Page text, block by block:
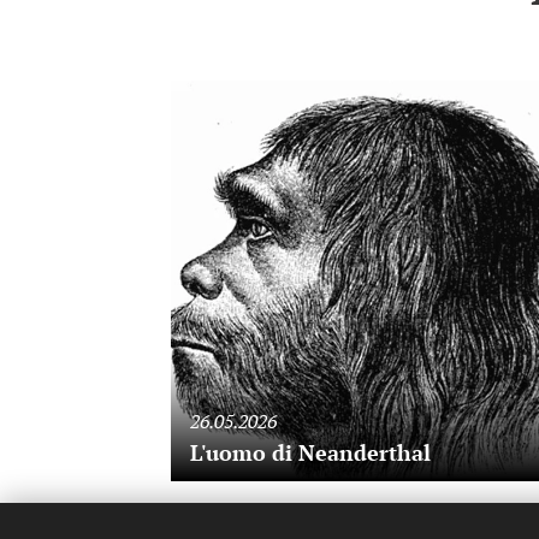
26.05.2026
L'uomo di Neanderthal